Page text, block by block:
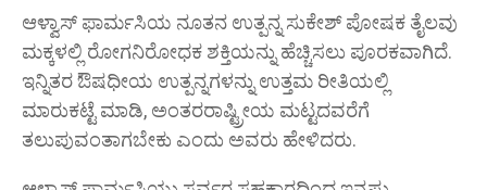
ಆಳ್ವಾಸ್ ಫಾರ್ಮಸಿಯ ನೂತನ ಉತ್ಪನ್ನ ಸುಕೇಶ್ ಪೋಷಕ ತೈಲವು
ಮಕ್ಕಳಲ್ಲಿ ರೋಗನಿರೋಧಕ ಶಕ್ತಿಯನ್ನು ಹೆಚ್ಚಿಸಲು ಪೂರಕವಾಗಿದೆ.
ಇನ್ನಿತರ ಔಷಧೀಯ ಉತ್ಪನ್ನಗಳನ್ನು ಉತ್ತಮ ರೀತಿಯಲ್ಲಿ
ಮಾರುಕಟ್ಟೆ ಮಾಡಿ, ಅಂತರರಾಷ್ಟ್ರೀಯ ಮಟ್ಟದವರೆಗೆ
ತಲುಪುವಂತಾಗಬೇಕು ಎಂದು ಅವರು ಹೇಳಿದರು.